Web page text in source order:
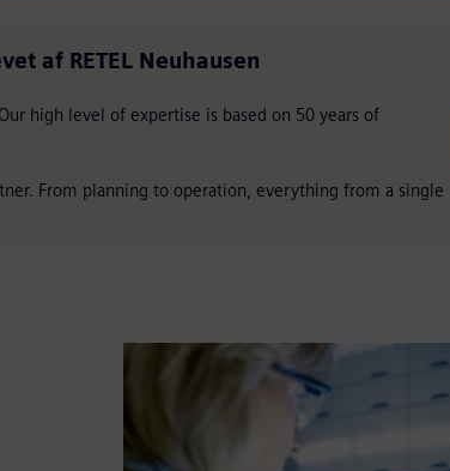
af RETEL Neuhausen
high level of expertise is based on 50 years of
From planning to operation, everything from a single